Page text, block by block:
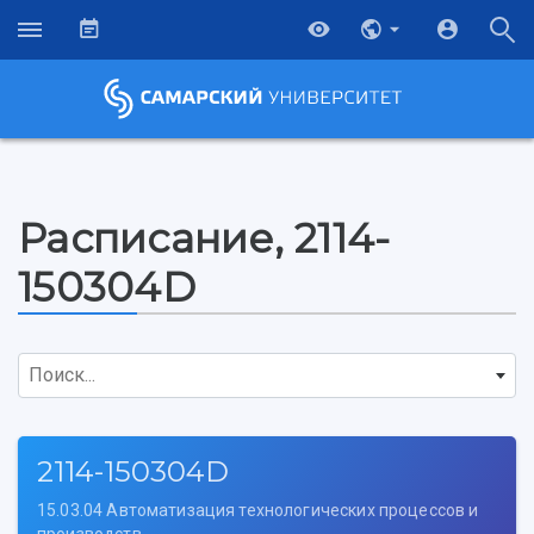
НАЗАД
Расписание, 2114-
150304D
Поиск...
2114-150304D
15.03.04 Автоматизация технологических процессов и